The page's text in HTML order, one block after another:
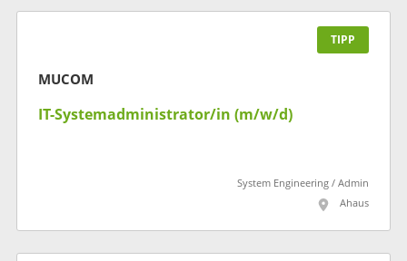
TIPP
MUCOM
IT-Systemadministrator/in (m/w/d)
System Engineering / Admin
Ahaus